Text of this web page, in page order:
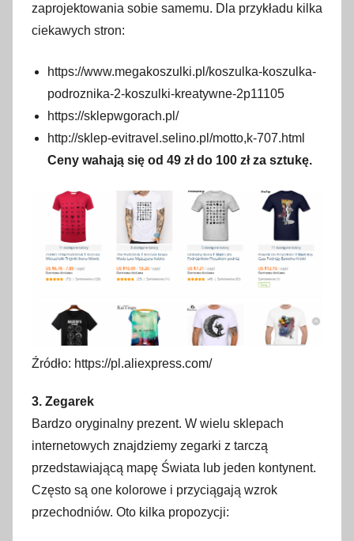
zaprojektowania sobie samemu. Dla przykładu kilka
ciekawych stron:
https://www.megakoszulki.pl/koszulka-koszulka-
podroznika-2-koszulki-kreatywne-2p11105
https://sklepwgorach.pl/
http://sklep-evitravel.selino.pl/motto,k-707.html
Ceny wahają się od 49 zł do 100 zł za sztukę.
Źródło: https://pl.aliexpress.com/
3. Zegarek
Bardzo oryginalny prezent. W wielu sklepach
internetowych znajdziemy zegarki z tarczą
przedstawiającą mapę Świata lub jeden kontynent.
Często są one kolorowe i przyciągają wzrok
przechodniów. Oto kilka propozycji: